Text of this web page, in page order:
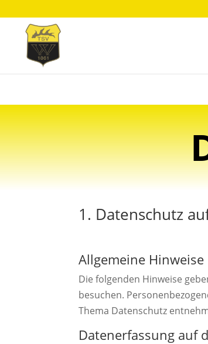
1. Datenschutz
Allgemeine Hinweise
Die folgenden Hinweise
besuchen.
Thema Datenschutz
Datenerfassung auf